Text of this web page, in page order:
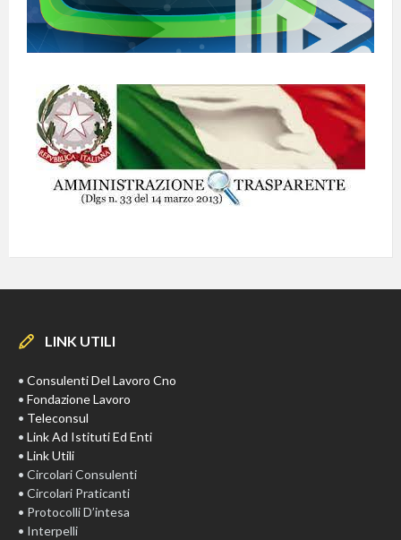
LINK UTILI
• Consulenti Del Lavoro Cno
• Fondazione Lavoro
• Teleconsul
• Link Ad Istituti Ed Enti
• Link Utili
• Circolari Consulenti
• Circolari Praticanti
• Protocolli D’intesa
• Interpelli